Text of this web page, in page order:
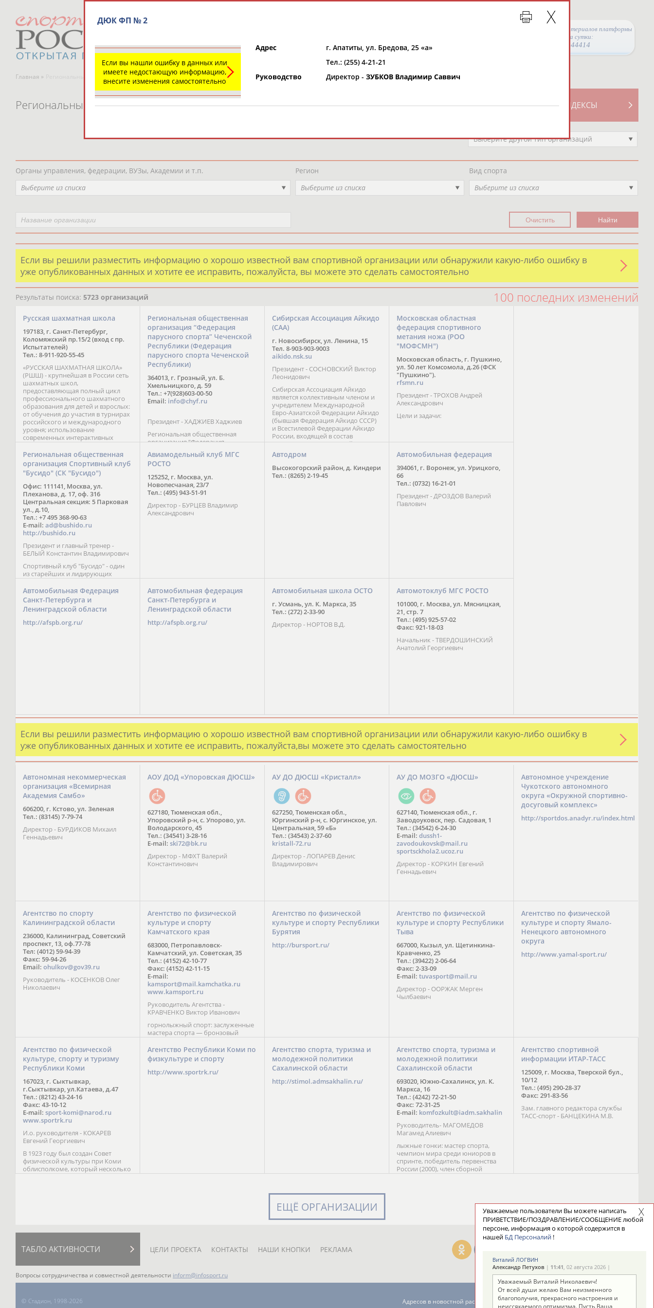
Просмотры материалов платформы
за сутки:
44414
Главная » Региональные спортивные организации
СВОДНЫЕ ИНДЕКСЫ
ТАБЛО АКТИВНОСТИ
РЕСУРСНАЯ ПЛОЩАДКА
Региональные спортивные организации
Выберите другой тип организаций
Органы управления, федерации, ВУЗы, Академии и т.п.
Выберите из списка
Регион
Выберите из списка
Вид спорта
Выберите из списка
Если вы решили разместить информацию о хорошо известной вам спортивной организации или обнаружили какую-либо ошибку в
уже опубликованных данных и хотите ее исправить, пожалуйста, вы можете это сделать самостоятельно
Результаты поиска: 5723 организаций 100 последних изменений
Русская шахматная школа
197183, г. Санкт-Петербург,
Коломяжский пр.15/2 (вход с пр.
Испытателей)
Тел.: 8-911-920-55-45
«РУССКАЯ ШАХМАТНАЯ ШКОЛА»
(РШШ) - крупнейшая в России сеть
шахматных школ,
предоставляющая полный цикл
профессионального шахматного
образования для детей и взрослых:
от обучения до участия в турнирах
российского и международного
уровня; использование
современных интерактивных
методик подачи материала;
обучение на русском и английском
языках; специалисты с опытом
преподавания более 20 лет;
направленность на общее
развитие ребенка: проведение
творческих мастер-классов, уроков
по истории и литературе,
организация регулярных
шахматных сборов на спортивных
базах и в детских лагерях,
проведение встреч с выдающимися
шахматистами; корпоративное
обучение; онлайн обучение в
форме вебинаров и
индивидуальных занятий, круглые
столы российских и
международных тренеров,
трансляция мероприятий и
турниров.
Региональная общественная
организация “Федерация
парусного спорта” Чеченской
Республики (Федерация
парусного спорта Чеченской
Республики)
364013, г. Грозный, ул. Б.
Хмельницкого, д. 59
Тел.: +7(928)603-00-50
Email: info@chyf.ru
Президент - ХАДЖИЕВ Хаджиев
Региональная общественная
организация “Федерация
парусного спорта” Чеченской
Республики начала свою
деятельность в декабре 2016 года.
Миссия федерации состоит в
популяризации парусного спорта,
привлечении и содействии
развитию спорта в этом регионе и
спортсменов на российских и
международных соревнованиях.
Сибирская Ассоциация Айкидо
(САА)
г. Новосибирск, ул. Ленина, 15
Тел. 8-903-903-9003
aikido.nsk.su
Президент - СОСНОВСКИЙ Виктор
Леонидович
Сибирская Ассоциация Айкидо
является коллективным членом и
учредителем Международной
Евро-Азиатской Федерации Айкидо
(бывшая Федерация Айкидо СССР)
и Всестилевой Федерации Айкидо
России, входящей в состав
Национального Совета Айкидо
России, президентом которого
является С. В. Киреенко
Московская областная
федерация спортивного
метания ножа (РОО
"МОФСМН")
Московская область, г. Пушкино,
ул. 50 лет Комсомола, д.26 (ФСК
"Пушкино").
rfsmn.ru
Президент - ТРОХОВ Андрей
Александрович
Цели и задачи:
Региональная общественная
организация Спортивный клуб
"Бусидо" (СК "Бусидо")
Офис: 111141, Москва, ул.
Плеханова, д. 17, оф. 316
Центральная секция: 5 Парковая
ул., д.10,
Тел.: +7 495 368-90-63
E-mail: ad@bushido.ru
http://bushido.ru
Президент и главный тренер -
БЕЛЫЙ Константин Владимирович
Спортивный клуб "Бусидо" - один
из старейших и лидирующих
клубов России, изучающих и
развивающих различные боевые
искусства и, прежде всего, каратэ
Кёкусинкай - первого в мире стиля
контактного каратэ, получившего
огромное развитие во всем
мире. Однако, спектр интересов
Авиамодельный клуб МГС
РОСТО
125252, г. Москва, ул.
Новопесчаная, 23/7
Тел.: (495) 943-51-91
Директор - БУРЦЕВ Владимир
Александрович
Автодром
Высокогорский район, д. Киндери
Тел.: (8265) 2-19-45
Автомобильная федерация
394061, г. Воронеж, ул. Урицкого,
66
Тел.: (0732) 16-21-01
Президент - ДРОЗДОВ Валерий
Павлович
Автомобильная Федерация
Санкт-Петербурга и
Ленинградской области
http://afspb.org.ru/
Автомобильная федерация
Санкт-Петербурга и
Ленинградской области
http://afspb.org.ru/
Автомобильная школа ОСТО
г. Усмань, ул. К. Маркса, 35
Тел.: (272) 2-33-90
Директор - НОРТОВ В.Д.
Автомотоклуб МГС РОСТО
101000, г. Москва, ул. Мясницкая,
21, стр. 7
Тел.: (495) 925-57-02
Факс: 921-18-03
Начальник - ТВЕРДОШИНСКИЙ
Анатолий Георгиевич
Если вы решили разместить информацию о хорошо известной вам спортивной организации или обнаружили какую-либо ошибку в
уже опубликованных данных и хотите ее исправить, пожалуйста,вы можете это сделать самостоятельно
Автономная некоммерческая
организация «Всемирная
Академия Самбо»
606200, г. Кстово, ул. Зеленая
Тел.: (83145) 7-79-74
Директор - БУРДИКОВ Михаил
Геннадьевич
АОУ ДОД «Упоровская ДЮСШ»
627180, Тюменская обл.,
Упоровский р-н, с. Упорово, ул.
Володарского, 45
Тел.: (34541) 3-28-16
E-mail: ski72@bk.ru
Директор - МФХТ Валерий
Константинович
АУ ДО ДЮСШ «Кристалл»
627250, Тюменская обл.,
Юргинский р-н, с. Юргинское, ул.
Центральная, 59 «Б»
Тел.: (34543) 2-37-60
kristall-72.ru
Директор - ЛОПАРЕВ Денис
Владимирович
АУ ДО МОЗГО «ДЮСШ»
627140, Тюменская обл., г.
Заводоуковск, пер. Садовая, 1
Тел.: (34542) 6-24-30
​E-mail: dussh1-
zavodoukovsk@mail.ru
sportsckhola2.ucoz.ru
Директор - КОРКИН Евгений
Геннадьевич
Автономное учреждение
Чукотского автономного
округа «Окружной спортивно-
досуговый комплекс»
http://sportdos.anadyr.ru/index.html
Агентство по спорту
Калининградской области
236000, Калининград, Советский
проспект, 13, оф.77-78
Тел: (4012) 59-94-39
Факс: 59-94-26
Email: ohulkov@gov39.ru
Руководитель - КОСЕНКОВ Олег
Николаевич
Агентство по физической
культуре и спорту
Камчатского края
683000, Петропавловск-
Камчатский, ул. Советская, 35
Тел.: (4152) 42-10-77
Факс: (4152) 42-11-15
E-mail:
kamsport@mail.kamchatka.ru
www.kamsport.ru
Руководитель Агентства -
КРАВЧЕНКО Виктор Иванович
горнолыжный спорт: заслуженные
мастера спорта — бронзовый
призер Кубка мира (1997),
обладатель Кубка Европы (2002) В.
Зеленская; бронзовый призер
Паралимпийских игр в Солт-Лейк-
Сити (2002) А. Мошкин; мастер
Агентство по физической
культуре и спорту Республики
Бурятия
http://bursport.ru/
Агентство по физической
культуре и спорту Республики
Тыва
667000, Кызыл, ул. Щетинкина-
Кравченко, 25
Тел.: (39422) 2-06-64
Факс: 2-33-09
E-mail: tuvasport@mail.ru
Директор - ООРЖАК Мерген
Чылбаевич
Агентство по физической
культуре и спорту Ямало-
Ненецкого автономного
округа
http://www.yamal-sport.ru/
Агентство по физической
культуре, спорту и туризму
Республики Коми
167023, г. Сыктывкар,
г.Сыктывкар, ул.Катаева, д.47
Тел.: (8212) 43-24-16
Факс: 43-10-12
E-mail: sport-komi@narod.ru
www.sportrk.ru
И.о. руководителя - КОКАРЕВ
Евгений Георгиевич
В 1923 году был создан Совет
физической культуры при Коми
облисполкоме, который несколько
раз реорганизовывался; с 1994 года
Агентство Республики Коми по
физкультуре и спорту
http://www.sportrk.ru/
Агентство спорта, туризма и
молодежной политики
Сахалинской области
http://stimol.admsakhalin.ru/
Агентство спорта, туризма и
молодежной политики
Сахалинской области
693020, Южно-Сахалинск, ул. К.
Маркса, 16
Тел.: (4242) 72-21-50
Факс: 72-31-25
E-mail: komfozkult@iadm.sakhalin
Руководитель- МАГОМЕДОВ
Магамед Алиевич
лыжные гонки: мастер спорта,
чемпион мира среди юниоров в
спринте, победитель первенства
России (2000), член сборной
команды России С. Новиков;
Кубка России (1999) В. Разницын;
первенств России (1999, 2000), член
юниорской сборной команды
Агентство спортивной
информации ИТАР-ТАСС
125009, г. Москва, Тверской бул.,
10/12
Тел.: (495) 290-28-37
Факс: 291-83-56
Зам. главного редактора службы
ТАСС-спорт - БАНЦЕКИНА М.В.
ЕЩЁ ОРГАНИЗАЦИИ
ДЮК ФП № 2
Если вы нашли ошибку в данных или
имеете недостающую информацию,
внесите изменения самостоятельно
Адрес
г. Апатиты, ул. Бредова, 25 «а»
Тел.: (255) 4-21-21
Руководство
Директор - ЗУБКОВ Владимир Саввич
ТАБЛО АКТИВНОСТИ ЦЕЛИ ПРОЕКТА КОНТАКТЫ НАШИ КНОПКИ РЕКЛАМА
Вопросы сотрудничества и совместной деятельности inform@infosport.ru
© Стадион, 1998-2026 Адресов в новостной рассылке: 996
Уважаемые пользователи Вы можете написать
ПРИВЕТСТВИЕ/ПОЗДРАВЛЕНИЕ/СООБЩЕНИЕ любой
персоне, информация о которой содержится в
нашей БД Персоналий !
Виталий ЛОГВИН
Александр Петухов | 11:41, 02 августа 2026 |
Уважаемый Виталий Николаевич!
От всей души желаю Вам неизменного
благополучия, прекрасного настроения и
неиссякаемого оптимизма. Пусть Ваша